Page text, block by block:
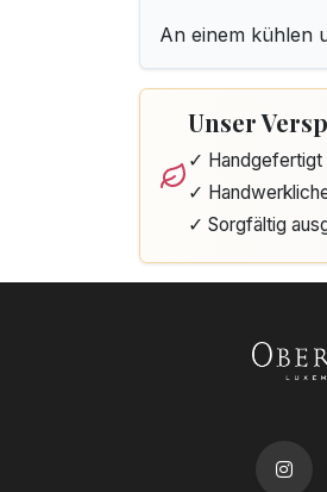
An einem kühlen
Unser
✓ Handgefertigt
✓
✓ Sorgfältig